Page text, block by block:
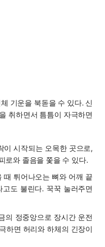
기운을 북돋을 수 있다. 신
취하면서 틈틈이 자극하면
이 시작되는 오목한 곳으로,
로와 졸음을 쫓을 수 있다.
때 튀어나오는 뼈와 어깨 끝
고도 불린다. 꾹꾹 눌러주면
의 정중앙으로 장시간 운전
하면 허리와 하체의 긴장이